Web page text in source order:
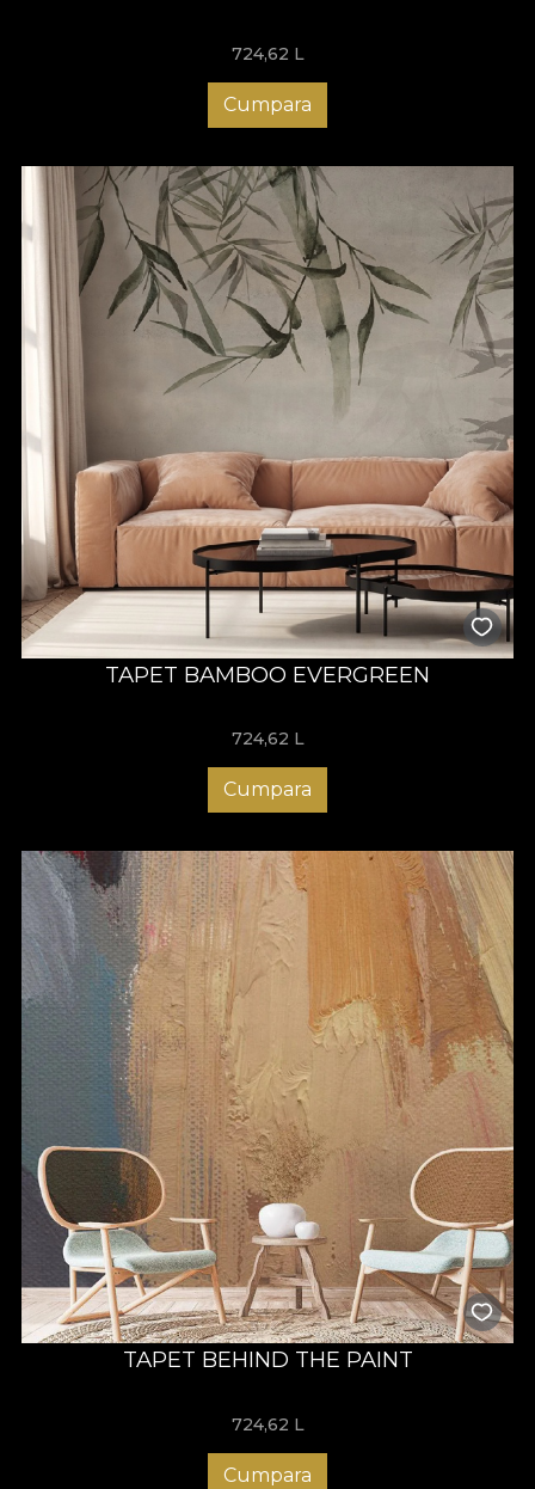
unică. Alege tapetele moderne pentru living VLAdiLA și bucură-
te de un ambient cu adevărat special! Te așteptăm cu modele
unice, create să inspire! Descoperă acum colecția noastră de
tapete și transformă-ți sufrageria într-un loc memorabil, care să
724,62 L
Cumpara
TAPET BAMBOO EVERGREEN
724,62 L
Cumpara
TAPET BEHIND THE PAINT
724,62 L
Cumpara